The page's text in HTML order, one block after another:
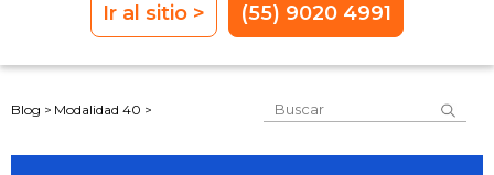
Ir al sitio > (55) 9020 4991
Blog > Modalidad 40 > Este es un campo